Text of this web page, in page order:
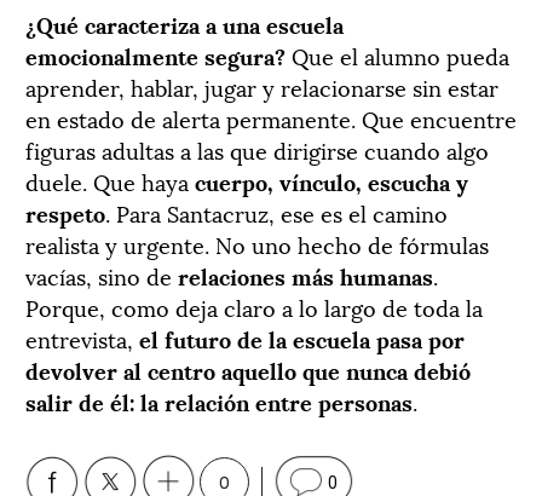
¿Qué caracteriza a una escuela
emocionalmente segura?Que el alumno pueda
aprender, hablar, jugar y relacionarse sin estar
en estado de alerta permanente. Que encuentre
figuras adultas a las que dirigirse cuando algo
duele. Que haya cuerpo, vínculo, escucha y
respeto. Para Santacruz, ese es el camino
realista y urgente. No uno hecho de fórmulas
vacías, sino de relaciones más humanas.
Porque, como deja claro a lo largo de toda la
entrevista, el futuro de la escuela pasa por
devolver al centro aquello que nunca debió
salir de él: la relación entre personas.
0 0